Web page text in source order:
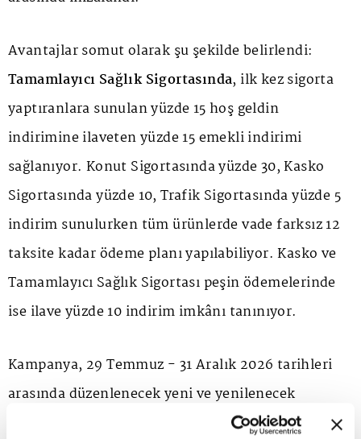
Avantajlar somut olarak şu şekilde belirlendi:
Tamamlayıcı Sağlık Sigortasında, ilk kez sigorta
yaptıranlara sunulan yüzde 15 hoş geldin
indirimine ilaveten yüzde 15 emekli indirimi
sağlanıyor. Konut Sigortasında yüzde 30, Kasko
Sigortasında yüzde 10, Trafik Sigortasında yüzde 5
indirim sunulurken tüm ürünlerde vade farksız 12
taksite kadar ödeme planı yapılabiliyor. Kasko ve
Tamamlayıcı Sağlık Sigortası peşin ödemelerinde
ise ilave yüzde 10 indirim imkânı tanınıyor.
Kampanya, 29 Temmuz - 31 Aralık 2026 tarihleri
arasında düzenlenecek yeni ve yenilenecek